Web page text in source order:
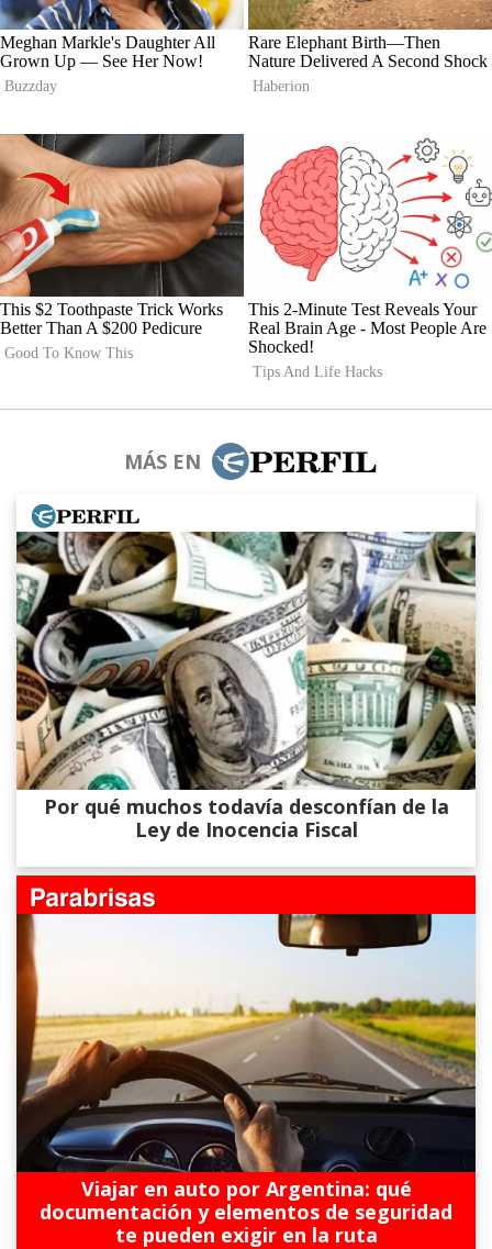
MÁS EN
Por qué muchos todavía desconfían de la
Ley de Inocencia Fiscal
Viajar en auto por Argentina: qué
documentación y elementos de seguridad
te pueden exigir en la ruta